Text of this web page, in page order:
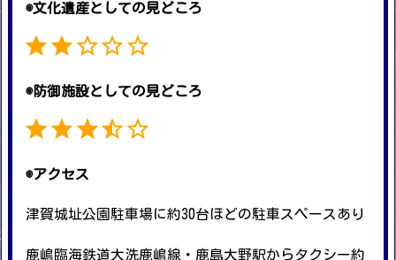
◉文化遺産としての見どころ
◉防御施設としての見どころ
◉アクセス
津賀城址公園駐車場に約30台ほどの駐車スペースあり
鹿嶋臨海鉄道大洗鹿嶋線・鹿島大野駅からタクシー約